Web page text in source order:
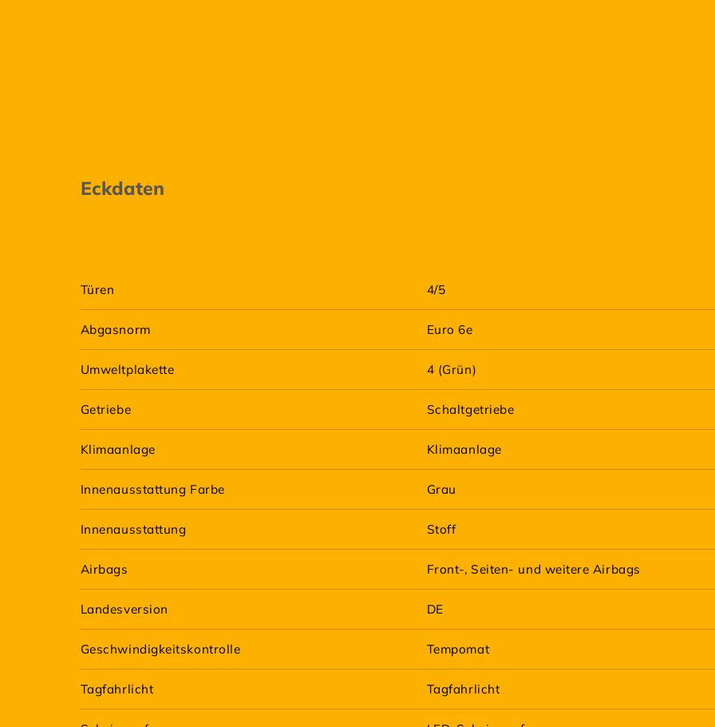
Eckdaten
Türen 4/5
Abgasnorm Euro 6e
Umweltplakette 4 (Grün)
Getriebe Schaltgetriebe
Klimaanlage Klimaanlage
Innenausstattung Farbe Grau
Innenausstattung Stoff
Airbags Front-, Seiten- und weitere Airbags
Landesversion DE
Geschwindigkeitskontrolle Tempomat
Tagfahrlicht Tagfahrlicht